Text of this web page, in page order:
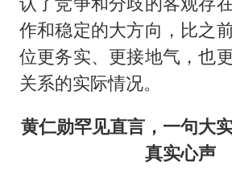
作和稳定的大方向，比之
位更务实、更接地气，也
关系的实际情况。
黄仁勋罕见直言，一句大
真实心声